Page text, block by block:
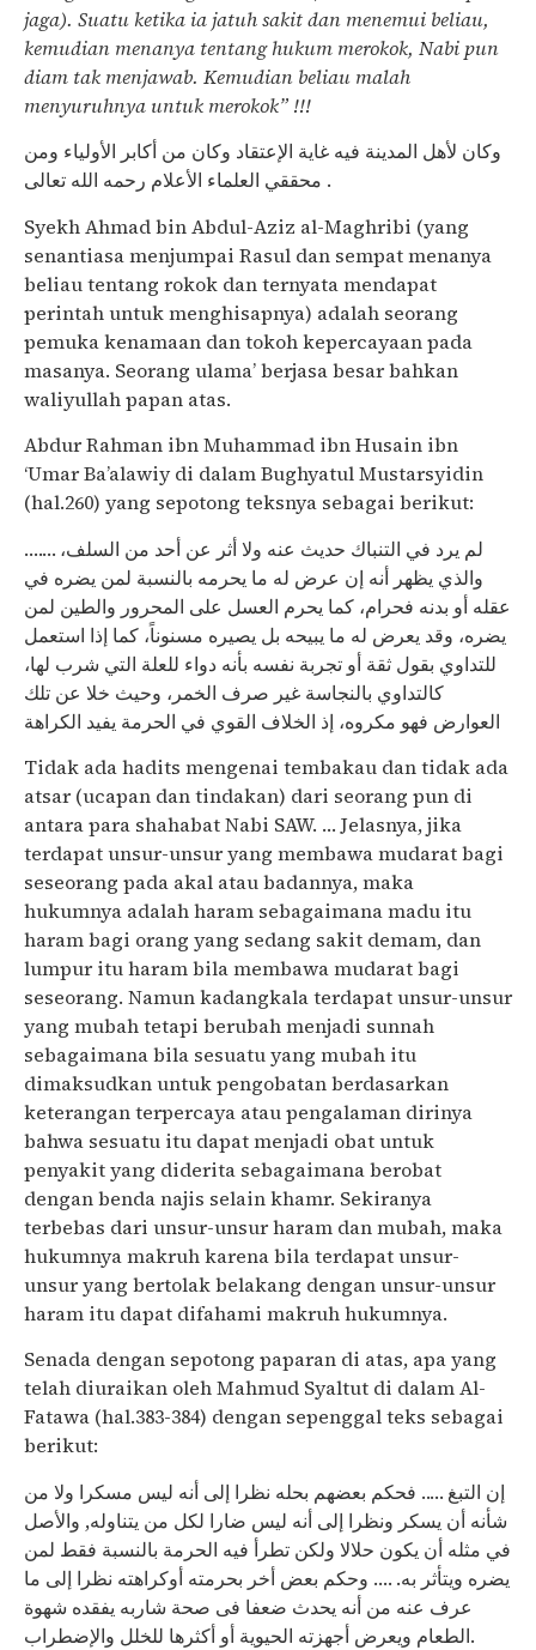
jaga). Suatu ketika ia jatuh sakit dan menemui beliau,
kemudian menanya tentang hukum merokok, Nabi pun
diam tak menjawab. Kemudian beliau malah
menyuruhnya untuk merokok” !!!
وكان لأهل المدينة فيه غاية الإعتقاد وكان من أكابر الأولياء ومن
محققي العلماء الأعلام رحمه الله تعالى .
Syekh Ahmad bin Abdul-Aziz al-Maghribi (yang
senantiasa menjumpai Rasul dan sempat menanya
beliau tentang rokok dan ternyata mendapat
perintah untuk menghisapnya) adalah seorang
pemuka kenamaan dan tokoh kepercayaan pada
masanya. Seorang ulama’ berjasa besar bahkan
waliyullah papan atas.
Abdur Rahman ibn Muhammad ibn Husain ibn
‘Umar Ba’alawiy di dalam Bughyatul Mustarsyidin
(hal.260) yang sepotong teksnya sebagai berikut:
لم يرد في التنباك حديث عنه ولا أثر عن أحد من السلف، …….
والذي يظهر أنه إن عرض له ما يحرمه بالنسبة لمن يضره في
عقله أو بدنه فحرام، كما يحرم العسل على المحرور والطين لمن
يضره، وقد يعرض له ما يبيحه بل يصيره مسنوناً، كما إذا استعمل
للتداوي بقول ثقة أو تجربة نفسه بأنه دواء للعلة التي شرب لها،
كالتداوي بالنجاسة غير صرف الخمر، وحيث خلا عن تلك
العوارض فهو مكروه، إذ الخلاف القوي في الحرمة يفيد الكراهة
Tidak ada hadits mengenai tembakau dan tidak ada
atsar (ucapan dan tindakan) dari seorang pun di
antara para shahabat Nabi SAW. … Jelasnya, jika
terdapat unsur-unsur yang membawa mudarat bagi
seseorang pada akal atau badannya, maka
hukumnya adalah haram sebagaimana madu itu
haram bagi orang yang sedang sakit demam, dan
lumpur itu haram bila membawa mudarat bagi
seseorang. Namun kadangkala terdapat unsur-unsur
yang mubah tetapi berubah menjadi sunnah
sebagaimana bila sesuatu yang mubah itu
dimaksudkan untuk pengobatan berdasarkan
keterangan terpercaya atau pengalaman dirinya
bahwa sesuatu itu dapat menjadi obat untuk
penyakit yang diderita sebagaimana berobat
dengan benda najis selain khamr. Sekiranya
terbebas dari unsur-unsur haram dan mubah, maka
hukumnya makruh karena bila terdapat unsur-
unsur yang bertolak belakang dengan unsur-unsur
haram itu dapat difahami makruh hukumnya.
Senada dengan sepotong paparan di atas, apa yang
telah diuraikan oleh Mahmud Syaltut di dalam Al-
Fatawa (hal.383-384) dengan sepenggal teks sebagai
berikut:
إن التبغ ….. فحكم بعضهم بحله نظرا إلى أنه ليس مسكرا ولا من
شأنه أن يسكر ونظرا إلى أنه ليس ضارا لكل من يتناوله, والأصل
في مثله أن يكون حلالا ولكن تطرأ فيه الحرمة بالنسبة فقط لمن
يضره ويتأثر به. …. وحكم بعض أخر بحرمته أوكراهته نظرا إلى ما
عرف عنه من أنه يحدث ضعفا فى صحة شاربه يفقده شهوة
الطعام ويعرض أجهزته الحيوية أو أكثرها للخلل والإضطراب.